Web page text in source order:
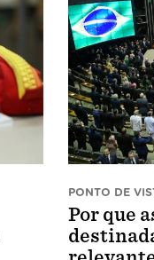
PONTO DE
Por que